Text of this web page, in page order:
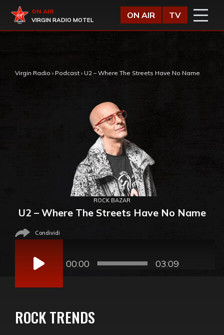
Virgin Radio
ON AIR
VIRGIN RADIO MOTEL
ON AIR TV
Virgin Radio › Podcast › U2 – Where The Streets Have No Name
ROCK BAZAR
U2 – Where The Streets Have No Name
Condividi
00:00 03:09
ROCK TRENDS